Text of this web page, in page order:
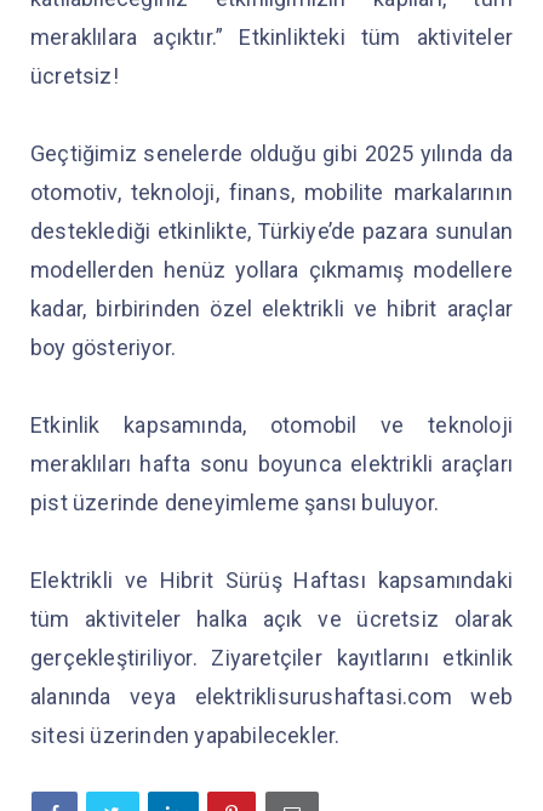
meraklılara açıktır.” Etkinlikteki tüm aktiviteler
ücretsiz!
Geçtiğimiz senelerde olduğu gibi 2025 yılında da
otomotiv, teknoloji, finans, mobilite markalarının
desteklediği etkinlikte, Türkiye’de pazara sunulan
modellerden henüz yollara çıkmamış modellere
kadar, birbirinden özel elektrikli ve hibrit araçlar
boy gösteriyor.
Etkinlik kapsamında, otomobil ve teknoloji
meraklıları hafta sonu boyunca elektrikli araçları
pist üzerinde deneyimleme şansı buluyor.
Elektrikli ve Hibrit Sürüş Haftası kapsamındaki
tüm aktiviteler halka açık ve ücretsiz olarak
gerçekleştiriliyor. Ziyaretçiler kayıtlarını etkinlik
alanında veya elektriklisurushaftasi.com web
sitesi üzerinden yapabilecekler.